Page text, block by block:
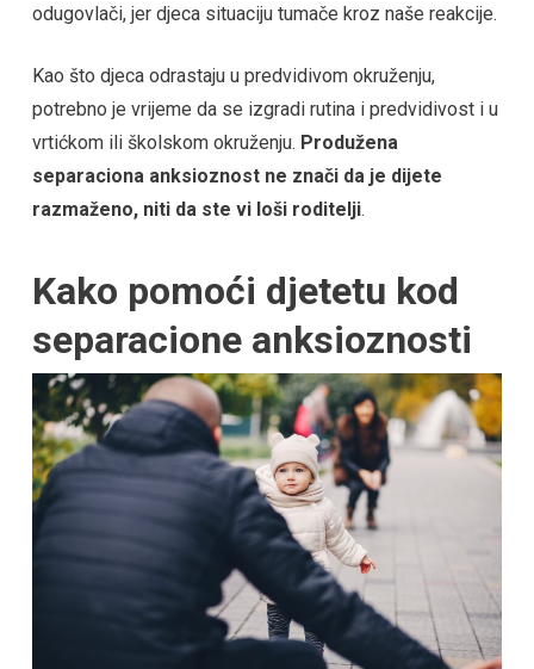
odugovlači, jer djeca situaciju tumače kroz naše reakcije.
Kao što djeca odrastaju u predvidivom okruženju,
potrebno je vrijeme da se izgradi rutina i predvidivost i u
vrtićkom ili školskom okruženju. Produžena
separaciona anksioznost ne znači da je dijete
razmaženo, niti da ste vi loši roditelji.
Kako pomoći djetetu kod
separacione anksioznosti